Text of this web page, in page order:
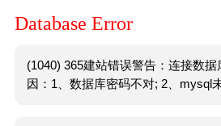
Database Error
(1040) 365建站错误警告：连接数
因：1、数据库密码不对; 2、mysql